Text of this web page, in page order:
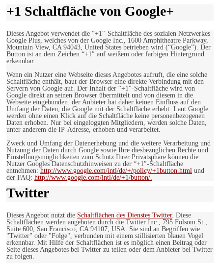
+1 Schaltfläche von Google+
Dieses Angebot verwendet die “+1″-Schaltfläche des sozialen Netzwerkes
Google Plus, welches von der Google Inc., 1600 Amphitheatre Parkway,
Mountain View, CA 94043, United States betrieben wird (“Google”). Der
Button ist an dem Zeichen “+1″ auf weißem oder farbigen Hintergrund
erkennbar.
Wenn ein Nutzer eine Webseite dieses Angebotes aufruft, die eine solche
Schaltfläche enthält, baut der Browser eine direkte Verbindung mit den
Servern von Google auf. Der Inhalt der “+1″-Schaltfläche wird von
Google direkt an seinen Browser übermittelt und von diesem in die
Webseite eingebunden. der Anbieter hat daher keinen Einfluss auf den
Umfang der Daten, die Google mit der Schaltfläche erhebt. Laut Google
werden ohne einen Klick auf die Schaltfläche keine personenbezogenen
Daten erhoben. Nur bei eingeloggten Mitgliedern, werden solche Daten,
unter anderem die IP-Adresse, erhoben und verarbeitet.
Zweck und Umfang der Datenerhebung und die weitere Verarbeitung und
Nutzung der Daten durch Google sowie Ihre diesbezüglichen Rechte und
Einstellungsmöglichkeiten zum Schutz Ihrer Privatsphäre können die
Nutzer Googles Datenschutzhinweisen zu der “+1″-Schaltfläche
entnehmen: http://www.google.com/intl/de/+/policy/+1button.html und
der FAQ: http://www.google.com/intl/de/+1/button/.
Twitter
Dieses Angebot nutzt die Schaltflächen des Dienstes Twitter. Diese
Schaltflächen werden angeboten durch die Twitter Inc., 795 Folsom St.,
Suite 600, San Francisco, CA 94107, USA. Sie sind an Begriffen wie
"Twitter" oder "Folge", verbunden mit einem stillisierten blauen Vogel
erkennbar. Mit Hilfe der Schaltflächen ist es möglich einen Beitrag oder
Seite dieses Angebotes bei Twitter zu teilen oder dem Anbieter bei Twitter
zu folgen.